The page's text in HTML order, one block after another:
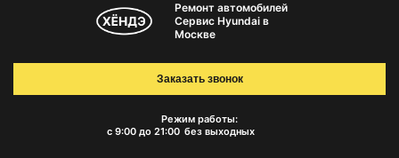
Ремонт автомобилей
Сервис Hyundai в
Москве
Режим работы:
с 9:00 до 21:00 без выходных
Заказать звонок